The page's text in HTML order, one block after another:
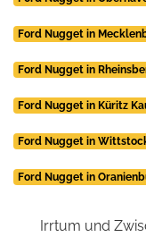
Ford Nugget in
Ford Nugget in
Ford Nugget in Küritz
Ford Nugget in
Ford Nugget in
Irrtum und